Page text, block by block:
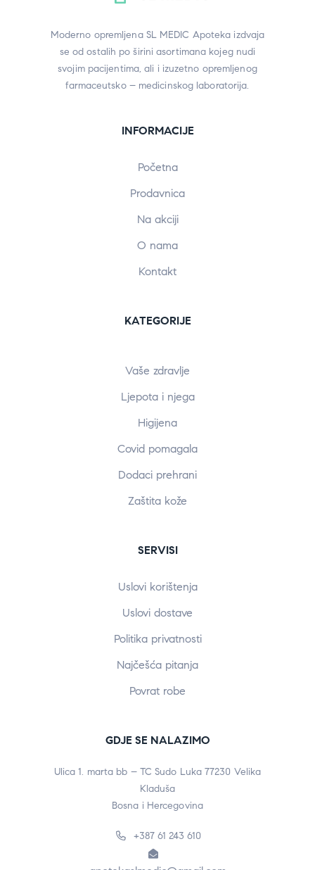
Moderno opremljena SL MEDIC Apoteka izdvaja
se od ostalih po širini asortimana kojeg nudi
svojim pacijentima, ali i izuzetno opremljenog
farmaceutsko – medicinskog laboratorija.
INFORMACIJE
Početna
Prodavnica
Na akciji
O nama
Kontakt
KATEGORIJE
Vaše zdravlje
Ljepota i njega
Higijena
Covid pomagala
Dodaci prehrani
Zaštita kože
SERVISI
Uslovi korištenja
Uslovi dostave
Politika privatnosti
Najčešća pitanja
Povrat robe
GDJE SE NALAZIMO
Ulica 1. marta bb – TC Sudo Luka 77230 Velika
Kladuša
Bosna i Hercegovina
+387 61 243 610